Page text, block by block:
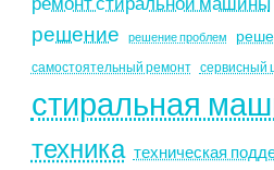
решение решение проблем
самостоятельный ремонт сервисный
стиральная
техника техническая